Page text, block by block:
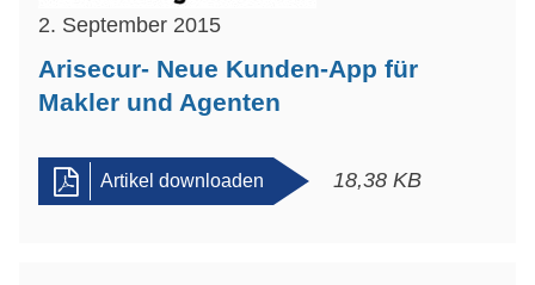
2. September 2015
Arisecur- Neue Kunden-App für
Makler und Agenten
Artikel downloaden 18,38 KB